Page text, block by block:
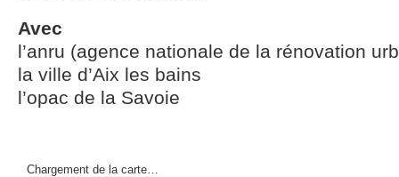
Avec
l’anru (agence nationale de la rénovation
la ville d’Aix les bains
l’opac de la Savoie
Chargement de la carte…